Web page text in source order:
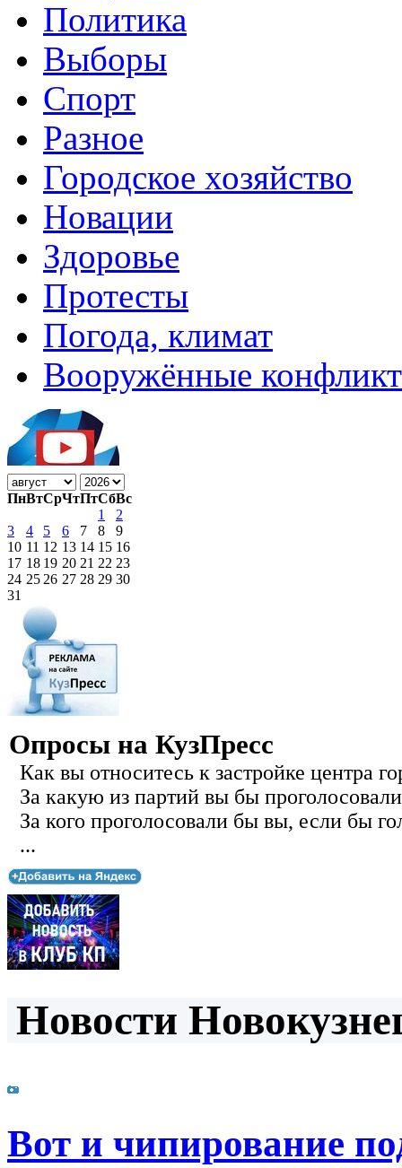
Политика
Выборы
Спорт
Разное
Городское хозяйство
Новации
Здоровье
Протесты
Погода, климат
Вооружённые
ПнВтСрЧтПтСбВс
1
2
3
4 5 6 7 8
9
10 11 12 13 14 15 16
17 18 19 20 21 22 23
24 25 26 27 28 29 30
31
Опросы на КузПресс
Как вы относитесь к застройке центра
За какую из партий вы бы
За кого проголосовали бы вы, если бы
...
Новости
Вот и чипирование